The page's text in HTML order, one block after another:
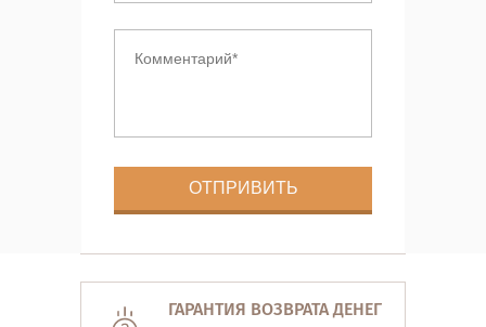
ГАРАНТИЯ ВОЗВРАТА ДЕНЕГ